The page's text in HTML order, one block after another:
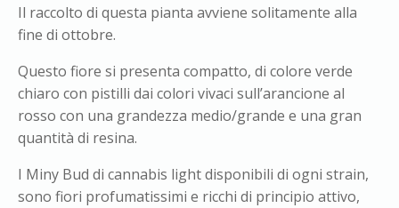
Il raccolto di questa pianta avviene solitamente alla
fine di ottobre.
Questo fiore si presenta compatto, di colore verde
chiaro con pistilli dai colori vivaci sull’arancione al
rosso con una grandezza medio/grande e una gran
quantità di resina.
I Miny Bud di cannabis light disponibili di ogni strain,
sono fiori profumatissimi e ricchi di principio attivo,